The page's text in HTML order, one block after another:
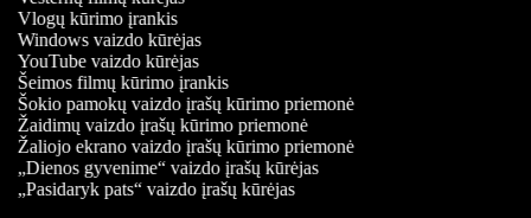
Vlogų kūrimo įrankis
Windows vaizdo kūrėjas
YouTube vaizdo kūrėjas
Šeimos filmų kūrimo įrankis
Šokio pamokų vaizdo įrašų kūrimo priemonė
Žaidimų vaizdo įrašų kūrimo priemonė
Žaliojo ekrano vaizdo įrašų kūrimo priemonė
„Dienos gyvenime“ vaizdo įrašų kūrėjas
„Pasidaryk pats“ vaizdo įrašų kūrėjas